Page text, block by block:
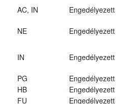
AC, IN
Engedélyezett
NE
Engedélyezett
IN Engedélyezett
PG
Engedélyezett
HB
Engedélyezett
FU
Engedélyezett